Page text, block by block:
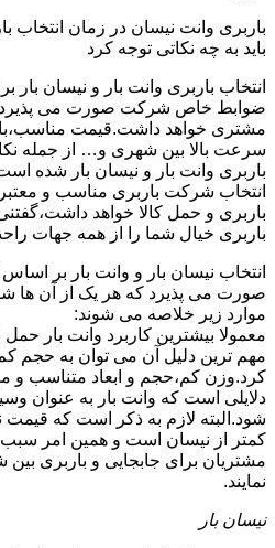
باربری وانت نیسان در زمان انتخاب
باید به چه نکاتی توجه کرد
انتخاب باربری وانت بار و نیسان
ضوابط خاص شرکت صورت می
مشتری خواهد داشت.قیمت
سرعت بالا بین شهری و… از جمله
باربری وانت بار و نیسان بار شده
انتخاب شرکت باربری مناسب و
باربری و حمل کالا خواهد
باربری خیال شما را از همه جهات
انتخاب نیسان بار و وانت بار بر اساس
صورت می پذیرد که هر یک از آن ها
موارد زیر خلاصه می شوند:
معمولا بیشترین کاربرد وانت بار
مهم ترین دلیل آن می توان به حجم
کرد.وزن کم،حجم و ابعاد متناسب و
دلایلی است که وانت بار به عنوان
شود.البته لازم به ذکر است که قیمت
کمتر از نیسان است و همین امر سبب
مشتریان برای جابجایی و باربری بین
نمایند.
نیسان بار